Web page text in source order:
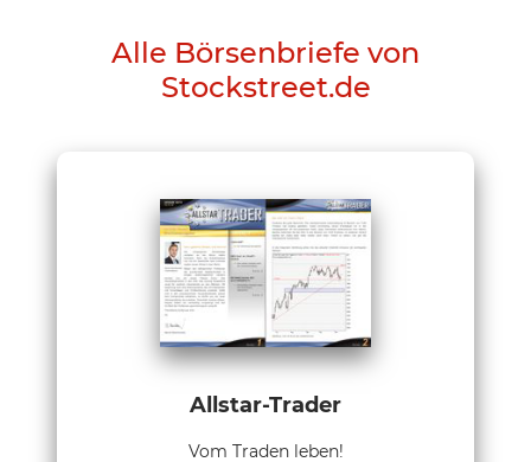
Alle Börsenbriefe von
Stockstreet.de
Allstar-Trader
Vom Traden leben!